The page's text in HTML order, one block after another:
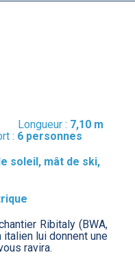
Longueur : 7,10 m
: 6 personnes
soleil, mât de ski,
Ribitaly (BWA,
lui donnent une
ravira.